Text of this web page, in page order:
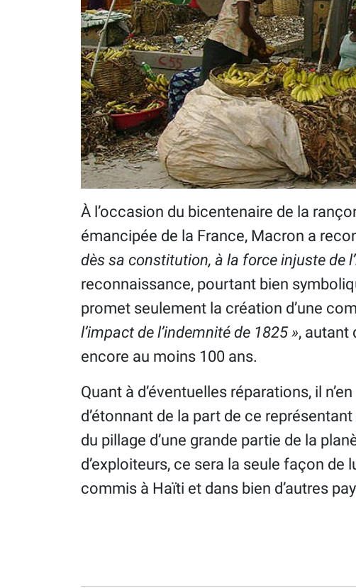
À l’occasion du bicentenaire de la
émancipée de la France, Macron a
dès sa constitution, à la force injuste de
reconnaissance, pourtant bien
promet seulement la création d’une
l’impact de l’indemnité de 1825 », autant
encore au moins 100 ans.
Quant à d’éventuelles réparations, il
d’étonnant de la part de ce
du pillage d’une grande partie de la
d’exploiteurs, ce sera la seule façon de
commis à Haïti et dans bien d’autres